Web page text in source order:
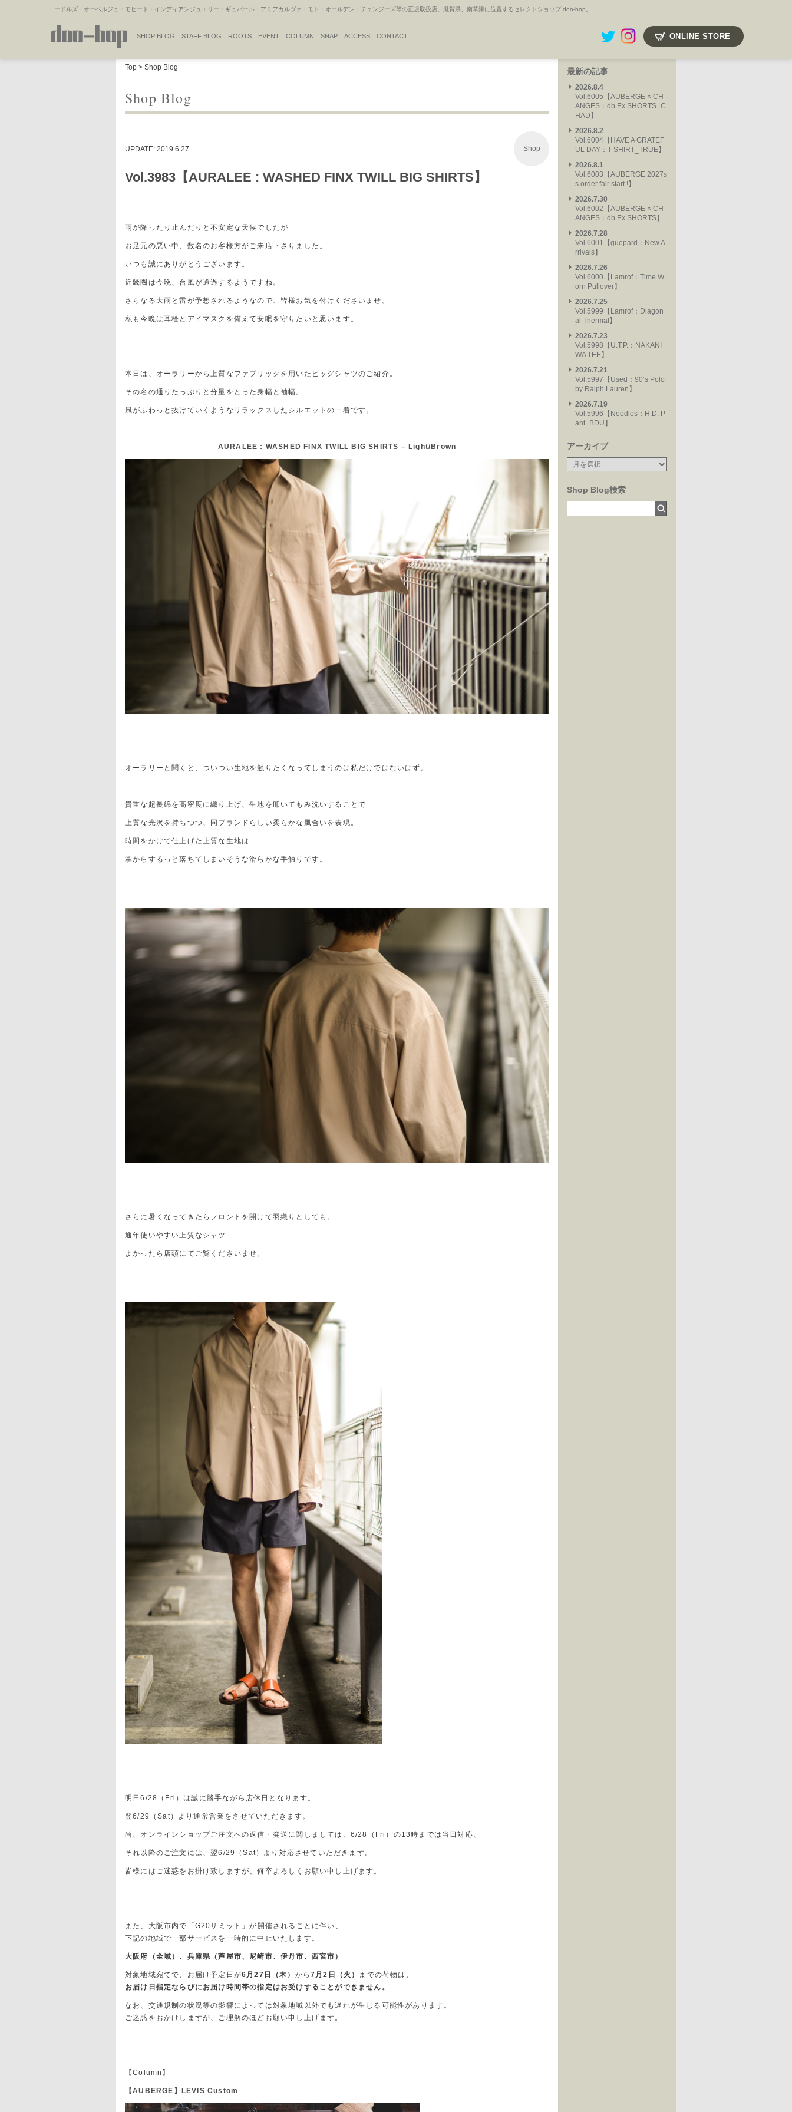
ニードルズ・オーベルジュ・モヒート・インディアンジュエリー・ギュパール・アミアカルヴァ・モト・オールデン・チェンジーズ等の正規取扱店。滋賀県、南草津に位置するセレクトショップ doo-bop。
SHOP BLOG STAFF BLOG ROOTS EVENT COLUMN SNAP ACCESS CONTACT ONLINE STORE
Top > Shop Blog
Shop Blog
UPDATE: 2019.6.27 Shop
Vol.3983【AURALEE : WASHED FINX TWILL BIG SHIRTS】
雨が降ったり止んだりと不安定な天候でしたが
お足元の悪い中、数名のお客様方がご来店下さりました。
いつも誠にありがとうございます。
近畿圏は今晩、台風が通過するようですね。
さらなる大雨と雷が予想されるようなので、皆様お気を付けくださいませ。
私も今晩は耳栓とアイマスクを備えて安眠を守りたいと思います。
本日は、オーラリーから上質なファブリックを用いたビッグシャツのご紹介。
その名の通りたっぷりと分量をとった身幅と袖幅。
風がふわっと抜けていくようなリラックスしたシルエットの一着です。
AURALEE : WASHED FINX TWILL BIG SHIRTS – Light/Brown
オーラリーと聞くと、ついつい生地を触りたくなってしまうのは私だけではないはず。
貴重な超長綿を高密度に織り上げ、生地を叩いてもみ洗いすることで
上質な光沢を持ちつつ、同ブランドらしい柔らかな風合いを表現。
時間をかけて仕上げた上質な生地は
掌からするっと落ちてしまいそうな滑らかな手触りです。
さらに暑くなってきたらフロントを開けて羽織りとしても。
通年使いやすい上質なシャツ
よかったら店頭にてご覧くださいませ。
明日6/28（Fri）は誠に勝手ながら店休日となります。
翌6/29（Sat）より通常営業をさせていただきます。
尚、オンラインショップご注文への返信・発送に関しましては、6/28（Fri）の13時までは当日対応、
それ以降のご注文には、翌6/29（Sat）より対応させていただきます。
皆様にはご迷惑をお掛け致しますが、何卒よろしくお願い申し上げます。
また、大阪市内で「G20サミット」が開催されることに伴い、
下記の地域で一部サービスを一時的に中止いたします。
大阪府（全域）、兵庫県（芦屋市、尼崎市、伊丹市、西宮市）
対象地域宛てで、お届け予定日が6月27日（木） から7月2日（火）
までの荷物は、
お届け日指定ならびにお届け時間帯の指定はお受けすることができません。
なお、交通規制の状況等の影響によっては対象地域以外でも遅れが生じる可能性があります。
ご迷惑をおかけしますが、ご理解のほどお願い申し上げます。
【Column】
【AUBERGE】LEVIS Custom
最新の記事
2026.8.4
Vol.6005【AUBERGE × CH
ANGES：db Ex SHORTS_C
HAD】
2026.8.2
Vol.6004【HAVE A GRATEF
UL DAY：T-SHIRT_TRUE】
2026.8.1
Vol.6003【AUBERGE 2027s
s order fair start !】
2026.7.30
Vol.6002【AUBERGE × CH
ANGES：db Ex SHORTS】
2026.7.28
Vol.6001【guepard：New A
rrivals】
2026.7.26
Vol.6000【Lamrof：Time W
orn Pullover】
2026.7.25
Vol.5999【Lamrof：Diagon
al Thermal】
2026.7.23
Vol.5998【U.T.P.：NAKANI
WA TEE】
2026.7.21
Vol.5997【Used：90’s Polo
by Ralph Lauren】
2026.7.19
Vol.5996【Needles：H.D. P
ant_BDU】
アーカイブ
Shop Blog検索